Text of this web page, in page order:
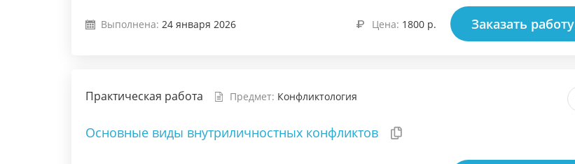
Выполнена: 24 января 2026 Цена: 1800 р. Заказать работу
Практическая работа Предмет: Конфликтология
Основные виды внутриличностных конфликтов